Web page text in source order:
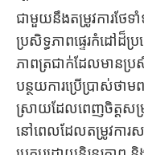
ជាមួយនឹងតម្រូវការថែទ
ប្រសិទ្ធភាពផ្ទេរកំដៅ
ភាពត្រជាក់ដែលមានប្
បន្ថយការប្រើប្រាស់ថា
ស្រាយដែលពេញចិត្តស
នៅពេលដែលតម្រូវកា